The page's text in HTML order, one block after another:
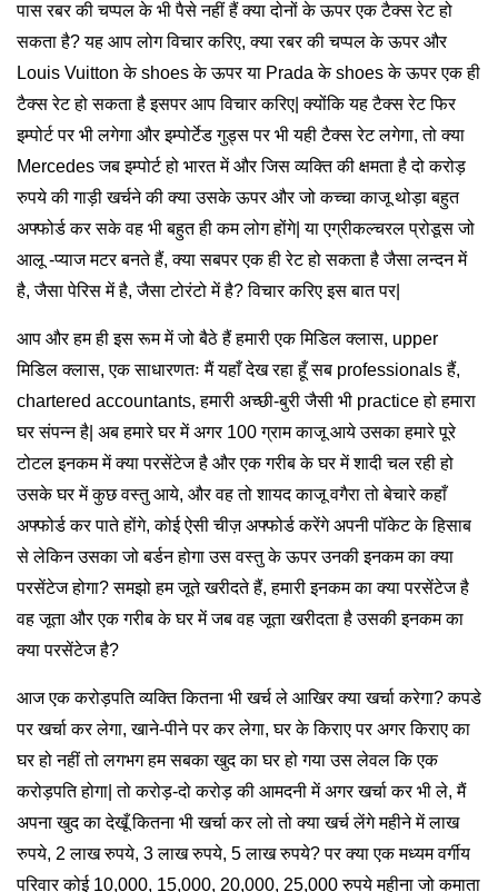
पास रबर की चप्पल के भी पैसे नहीं हैं क्या दोनों के ऊपर एक टैक्स रेट हो
सकता है? यह आप लोग विचार करिए, क्या रबर की चप्पल के ऊपर और
Louis Vuitton के shoes के ऊपर या Prada के shoes के ऊपर एक ही
टैक्स रेट हो सकता है इसपर आप विचार करिए| क्योंकि यह टैक्स रेट फिर
इम्पोर्ट पर भी लगेगा और इम्पोर्टेड गुड्स पर भी यही टैक्स रेट लगेगा, तो क्या
Mercedes जब इम्पोर्ट हो भारत में और जिस व्यक्ति की क्षमता है दो करोड़
रुपये की गाड़ी खर्चने की क्या उसके ऊपर और जो कच्चा काजू थोड़ा बहुत
अफ्फोर्ड कर सके वह भी बहुत ही कम लोग होंगे| या एग्रीकल्चरल प्रोडूस जो
आलू -प्याज मटर बनते हैं, क्या सबपर एक ही रेट हो सकता है जैसा लन्दन में
है, जैसा पेरिस में है, जैसा टोरंटो में है? विचार करिए इस बात पर|
आप और हम ही इस रूम में जो बैठे हैं हमारी एक मिडिल क्लास, upper
मिडिल क्लास, एक साधारणतः मैं यहाँ देख रहा हूँ सब professionals हैं,
chartered accountants, हमारी अच्छी-बुरी जैसी भी practice हो हमारा
घर संपन्न है| अब हमारे घर में अगर 100 ग्राम काजू आये उसका हमारे पूरे
टोटल इनकम में क्या परसेंटेज है और एक गरीब के घर में शादी चल रही हो
उसके घर में कुछ वस्तु आये, और वह तो शायद काजू वगैरा तो बेचारे कहाँ
अफ्फोर्ड कर पाते होंगे, कोई ऐसी चीज़ अफ्फोर्ड करेंगे अपनी पॉकेट के हिसाब
से लेकिन उसका जो बर्डन होगा उस वस्तु के ऊपर उनकी इनकम का क्या
परसेंटेज होगा? समझो हम जूते खरीदते हैं, हमारी इनकम का क्या परसेंटेज है
वह जूता और एक गरीब के घर में जब वह जूता खरीदता है उसकी इनकम का
क्या परसेंटेज है?
आज एक करोड़पति व्यक्ति कितना भी खर्च ले आखिर क्या खर्चा करेगा? कपडे
पर खर्चा कर लेगा, खाने-पीने पर कर लेगा, घर के किराए पर अगर किराए का
घर हो नहीं तो लगभग हम सबका खुद का घर हो गया उस लेवल कि एक
करोड़पति होगा| तो करोड़-दो करोड़ की आमदनी में अगर खर्चा कर भी ले, मैं
अपना खुद का देखूँ कितना भी खर्चा कर लो तो क्या खर्च लेंगे महीने में लाख
रुपये, 2 लाख रुपये, 3 लाख रुपये, 5 लाख रुपये? पर क्या एक मध्यम वर्गीय
परिवार कोई 10,000, 15,000, 20,000, 25,000 रुपये महीना जो कमाता